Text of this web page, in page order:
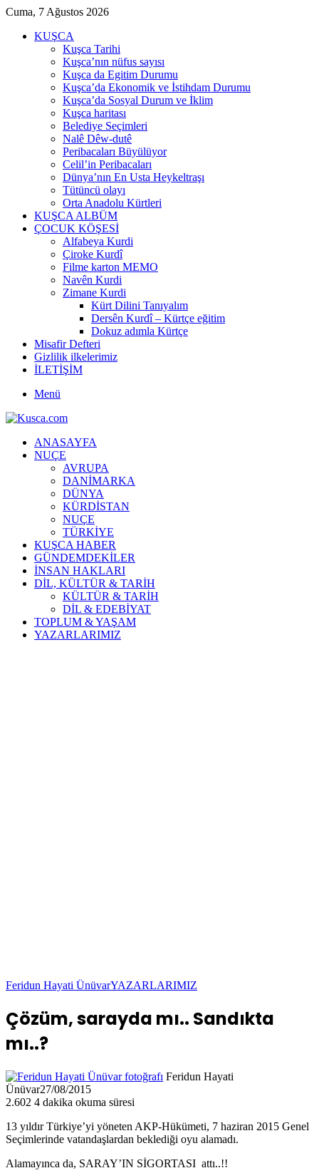
Cuma, 7 Ağustos 2026
KUŞCA
Kuşca Tarihi
Kuşca’nın nüfus sayısı
Kuşca da Egitim Durumu
Kuşca’da Ekonomik ve İstihdam Durumu
Kuşca’da Sosyal Durum ve İklim
Kuşca haritası
Belediye Seçimleri
Nalê Dêw-dutê
Peribacaları Büyülüyor
Celil’in Peribacaları
Dünya’nın En Usta Heykeltraşı
Tütüncü olayı
Orta Anadolu Kürtleri
KUŞCA ALBÜM
ÇOCUK KÖŞESİ
Alfabeya Kurdi
Çiroke Kurdî
Filme karton MEMO
Navên Kurdi
Zimane Kurdi
Kürt Dilini Tanıyalım
Dersên Kurdî – Kürtçe eğitim
Dokuz adımla Kürtçe
Misafir Defteri
Gizlilik ilkelerimiz
İLETİŞİM
Menü
ANASAYFA
NUÇE
AVRUPA
DANİMARKA
DÜNYA
KÜRDİSTAN
NUÇE
TÜRKİYE
KUŞCA HABER
GÜNDEMDEKİLER
İNSAN HAKLARI
DİL, KÜLTÜR & TARİH
KÜLTÜR & TARİH
DİL & EDEBİYAT
TOPLUM & YAŞAM
YAZARLARIMIZ
Feridun Hayati ÜnüvarYAZARLARIMIZ
Çözüm, sarayda mı.. Sandıkta
mı..?
Feridun Hayati
Ünüvar27/08/2015
2.602 4 dakika okuma süresi
13 yıldır Türkiye’yi yöneten AKP-Hükümeti, 7 haziran 2015 Genel
Seçimlerinde vatandaşlardan beklediği oyu alamadı.
Alamayınca da, SARAY’IN SİGORTASI attı..!!